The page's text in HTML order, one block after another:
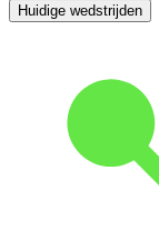
Huidige wedstrijden